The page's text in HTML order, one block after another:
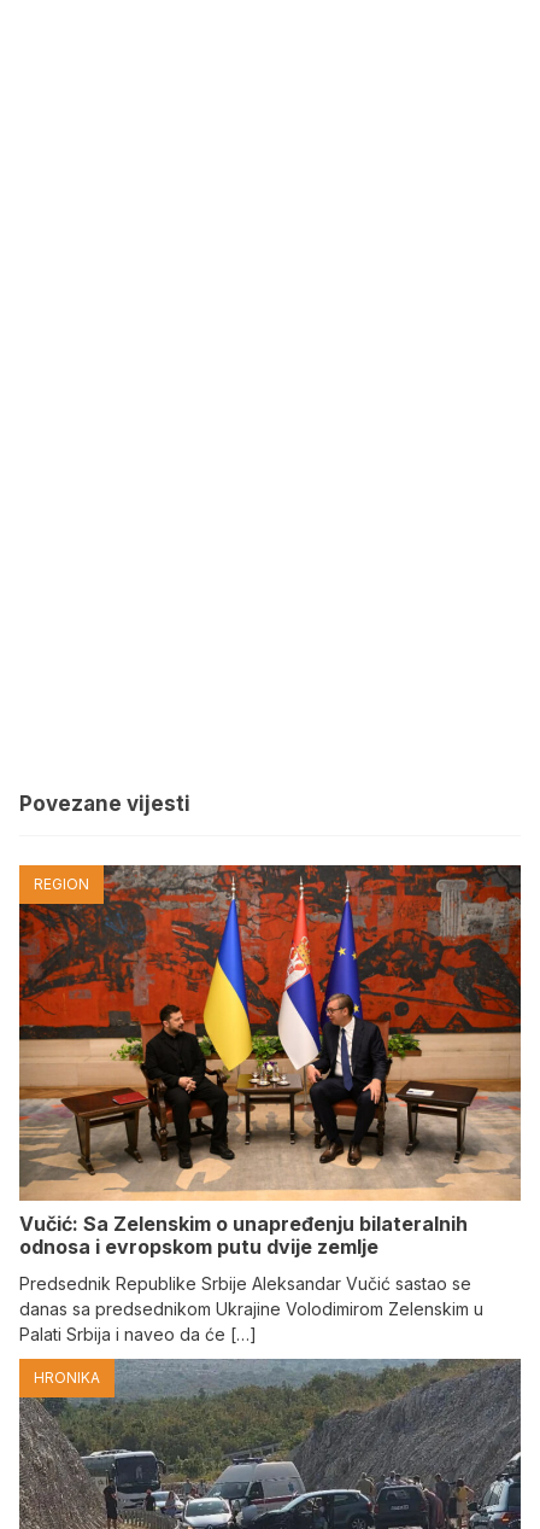
Povezane vijesti
REGION
Vučić: Sa Zelenskim o unapređenju bilateralnih
odnosa i evropskom putu dvije zemlje
Predsednik Republike Srbije Aleksandar Vučić sastao se
danas sa predsednikom Ukrajine Volodimirom Zelenskim u
Palati Srbija i naveo da će […]
HRONIKA